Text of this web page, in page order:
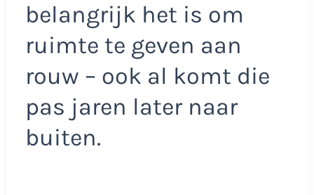
belangrijk het is om
ruimte te geven aan
rouw – ook al komt die
pas jaren later naar
buiten.